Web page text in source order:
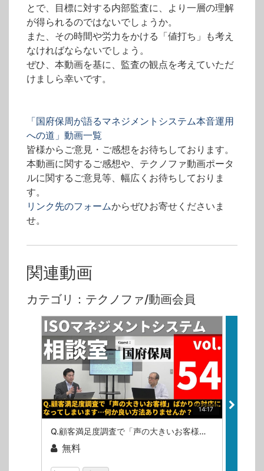
とで、目標に対する内部監査に、より一層の理解
が得られるのではないでしょうか。
また、その時間や労力をかける「値打ち」も考え
なければならないでしょう。
ぜひ、本動画を基に、監査の観点を考えていただ
けましら幸いです。
「国府保周が語るマネジメントシステム本音運用
への道」動画一覧
皆様からご意見・ご感想をお待ちしております。
本動画に関するご感想や、テクノファ動画ポータ
ルに関するご意見等、幅広くお待ちしておりま
す。
リンク先のフォームからぜひお寄せくださいま
せ。
関連動画
カテゴリ：テクノファ/動画会員
14:17
Q.顧客満足度調査で「声の大きいお客様」ばかりの対応になってしまいます…何か良い方法ありませんか？（ISOマネジメントシステム相談室・第54回）
無料